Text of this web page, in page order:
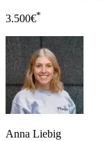
3.500€*
Anna Liebig